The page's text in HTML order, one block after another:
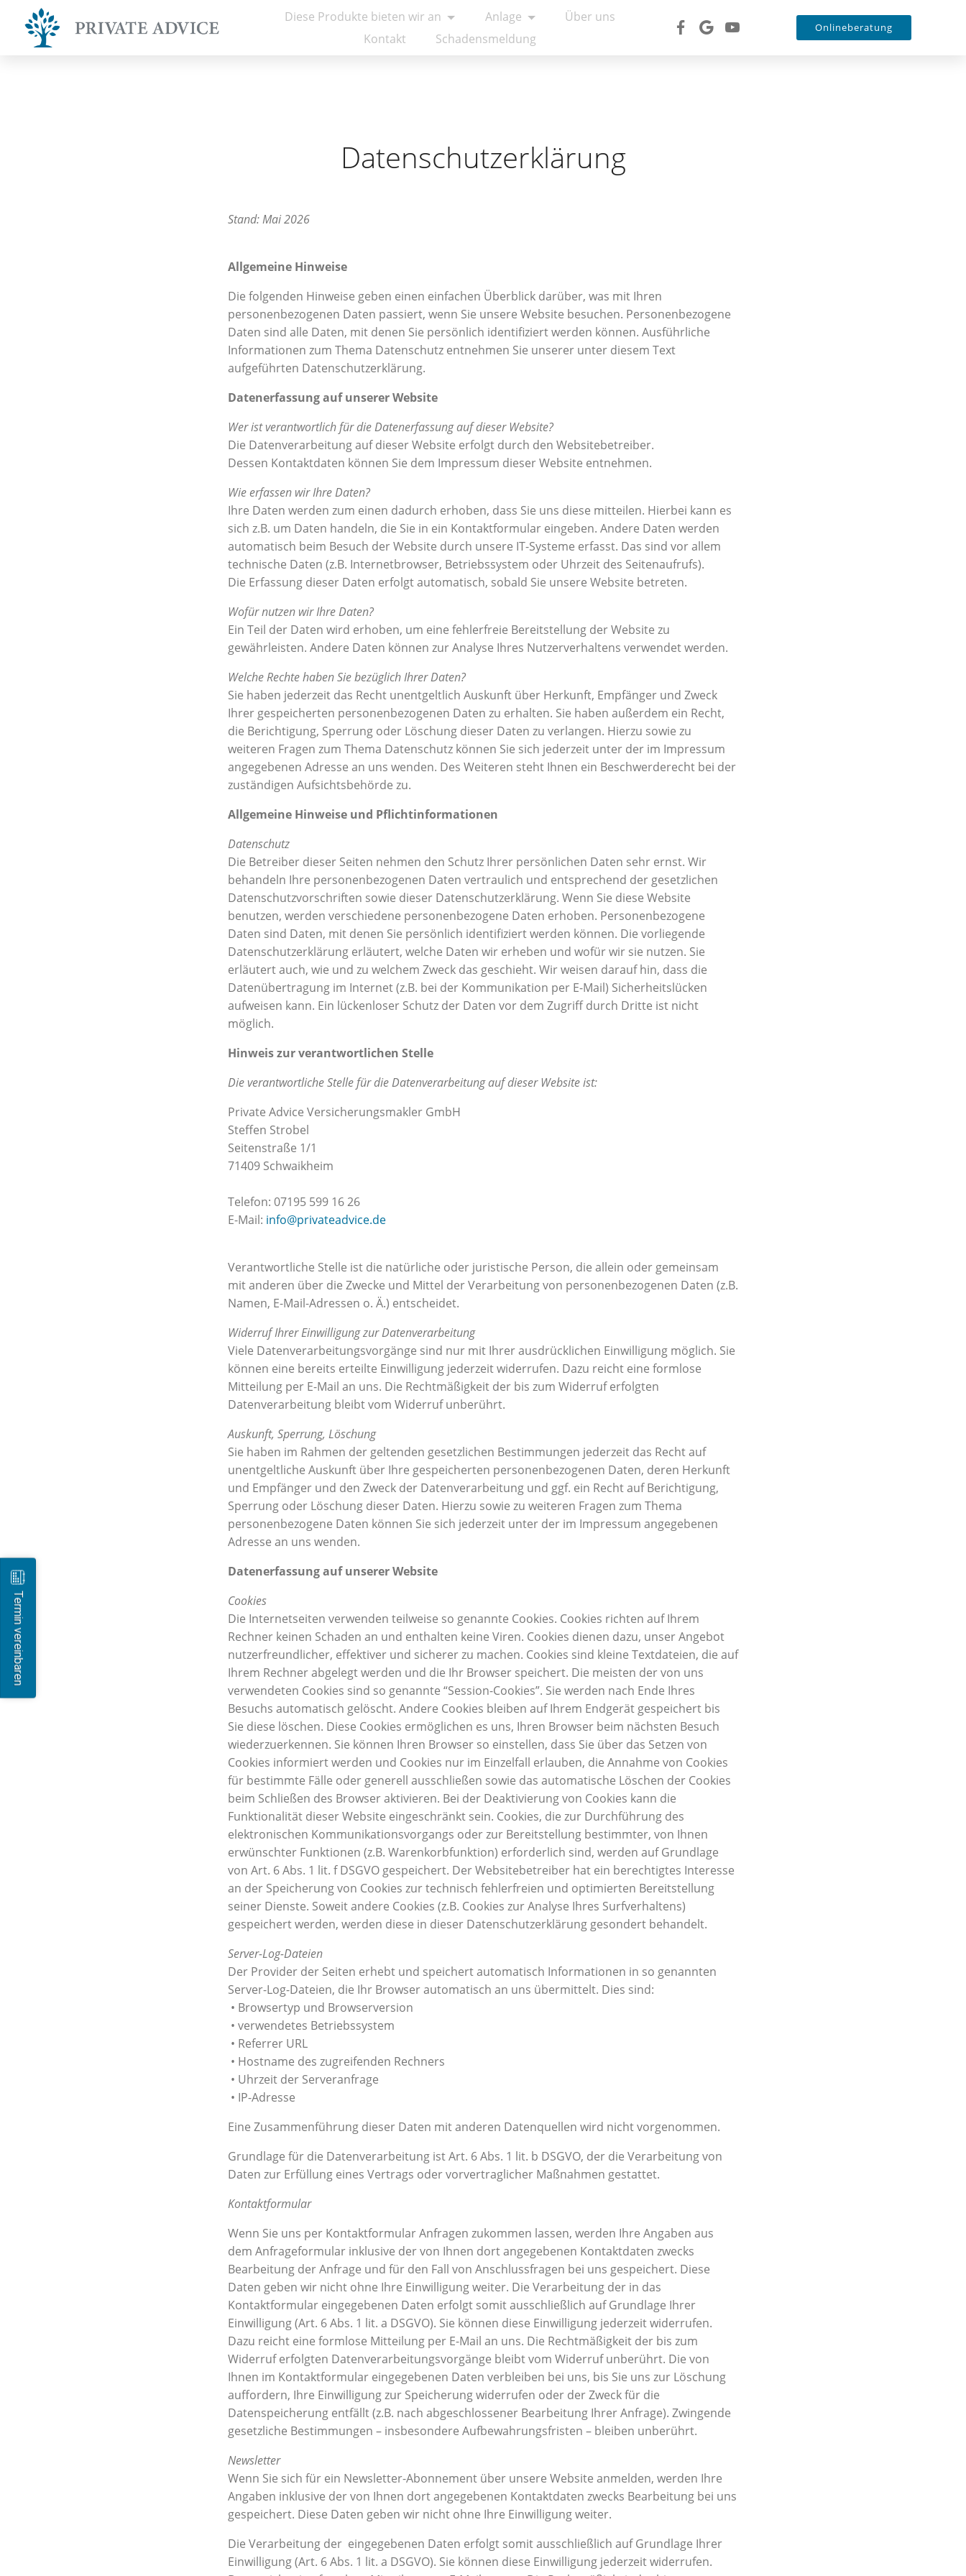
Diese Produkte bieten wir an Anlage
Über uns
Kontakt
Schadensmeldung
Onlineberatung
Datenschutzerklärung
Stand: Mai 2026
Allgemeine Hinweise
Die folgenden Hinweise geben einen einfachen Überblick darüber, was mit Ihren
personenbezogenen Daten passiert, wenn Sie unsere Website besuchen. Personenbezogene
Daten sind alle Daten, mit denen Sie persönlich identifiziert werden können. Ausführliche
Informationen zum Thema Datenschutz entnehmen Sie unserer unter diesem Text
aufgeführten Datenschutzerklärung.
Datenerfassung auf unserer Website
Wer ist verantwortlich für die Datenerfassung auf dieser Website?
Die Datenverarbeitung auf dieser Website erfolgt durch den Websitebetreiber.
Dessen Kontaktdaten können Sie dem Impressum dieser Website entnehmen.
Wie erfassen wir Ihre Daten?
Ihre Daten werden zum einen dadurch erhoben, dass Sie uns diese mitteilen. Hierbei kann es
sich z.B. um Daten handeln, die Sie in ein Kontaktformular eingeben. Andere Daten werden
automatisch beim Besuch der Website durch unsere IT-Systeme erfasst. Das sind vor allem
technische Daten (z.B. Internetbrowser, Betriebssystem oder Uhrzeit des Seitenaufrufs).
Die Erfassung dieser Daten erfolgt automatisch, sobald Sie unsere Website betreten.
Wofür nutzen wir Ihre Daten?
Ein Teil der Daten wird erhoben, um eine fehlerfreie Bereitstellung der Website zu
gewährleisten. Andere Daten können zur Analyse Ihres Nutzerverhaltens verwendet werden.
Welche Rechte haben Sie bezüglich Ihrer Daten?
Sie haben jederzeit das Recht unentgeltlich Auskunft über Herkunft, Empfänger und Zweck
Ihrer gespeicherten personenbezogenen Daten zu erhalten. Sie haben außerdem ein Recht,
die Berichtigung, Sperrung oder Löschung dieser Daten zu verlangen. Hierzu sowie zu
weiteren Fragen zum Thema Datenschutz können Sie sich jederzeit unter der im Impressum
angegebenen Adresse an uns wenden. Des Weiteren steht Ihnen ein Beschwerderecht bei der
zuständigen Aufsichtsbehörde zu.
Allgemeine Hinweise und Pflichtinformationen
Datenschutz
Die Betreiber dieser Seiten nehmen den Schutz Ihrer persönlichen Daten sehr ernst. Wir
behandeln Ihre personenbezogenen Daten vertraulich und entsprechend der gesetzlichen
Datenschutzvorschriften sowie dieser Datenschutzerklärung. Wenn Sie diese Website
benutzen, werden verschiedene personenbezogene Daten erhoben. Personenbezogene
Daten sind Daten, mit denen Sie persönlich identifiziert werden können. Die vorliegende
Datenschutzerklärung erläutert, welche Daten wir erheben und wofür wir sie nutzen. Sie
erläutert auch, wie und zu welchem Zweck das geschieht. Wir weisen darauf hin, dass die
Datenübertragung im Internet (z.B. bei der Kommunikation per E-Mail) Sicherheitslücken
aufweisen kann. Ein lückenloser Schutz der Daten vor dem Zugriff durch Dritte ist nicht
möglich.
Hinweis zur verantwortlichen Stelle
Die verantwortliche Stelle für die Datenverarbeitung auf dieser Website ist:
Private Advice Versicherungsmakler GmbH
Steffen Strobel
Seitenstraße 1/1
71409 Schwaikheim
Telefon: 07195 599 16 26
E-Mail: info@privateadvice.de
Verantwortliche Stelle ist die natürliche oder juristische Person, die allein oder gemeinsam
mit anderen über die Zwecke und Mittel der Verarbeitung von personenbezogenen Daten (z.B.
Namen, E-Mail-Adressen o. Ä.) entscheidet.
Widerruf Ihrer Einwilligung zur Datenverarbeitung
Viele Datenverarbeitungsvorgänge sind nur mit Ihrer ausdrücklichen Einwilligung möglich. Sie
können eine bereits erteilte Einwilligung jederzeit widerrufen. Dazu reicht eine formlose
Mitteilung per E-Mail an uns. Die Rechtmäßigkeit der bis zum Widerruf erfolgten
Datenverarbeitung bleibt vom Widerruf unberührt.
Auskunft, Sperrung, Löschung
Sie haben im Rahmen der geltenden gesetzlichen Bestimmungen jederzeit das Recht auf
unentgeltliche Auskunft über Ihre gespeicherten personenbezogenen Daten, deren Herkunft
und Empfänger und den Zweck der Datenverarbeitung und ggf. ein Recht auf Berichtigung,
Sperrung oder Löschung dieser Daten. Hierzu sowie zu weiteren Fragen zum Thema
personenbezogene Daten können Sie sich jederzeit unter der im Impressum angegebenen
Adresse an uns wenden.
Datenerfassung auf unserer Website
Cookies
Die Internetseiten verwenden teilweise so genannte Cookies. Cookies richten auf Ihrem
Rechner keinen Schaden an und enthalten keine Viren. Cookies dienen dazu, unser Angebot
nutzerfreundlicher, effektiver und sicherer zu machen. Cookies sind kleine Textdateien, die auf
Ihrem Rechner abgelegt werden und die Ihr Browser speichert. Die meisten der von uns
verwendeten Cookies sind so genannte “Session-Cookies”. Sie werden nach Ende Ihres
Besuchs automatisch gelöscht. Andere Cookies bleiben auf Ihrem Endgerät gespeichert bis
Sie diese löschen. Diese Cookies ermöglichen es uns, Ihren Browser beim nächsten Besuch
wiederzuerkennen. Sie können Ihren Browser so einstellen, dass Sie über das Setzen von
Cookies informiert werden und Cookies nur im Einzelfall erlauben, die Annahme von Cookies
für bestimmte Fälle oder generell ausschließen sowie das automatische Löschen der Cookies
beim Schließen des Browser aktivieren. Bei der Deaktivierung von Cookies kann die
Funktionalität dieser Website eingeschränkt sein. Cookies, die zur Durchführung des
elektronischen Kommunikationsvorgangs oder zur Bereitstellung bestimmter, von Ihnen
erwünschter Funktionen (z.B. Warenkorbfunktion) erforderlich sind, werden auf Grundlage
von Art. 6 Abs. 1 lit. f DSGVO gespeichert. Der Websitebetreiber hat ein berechtigtes Interesse
an der Speicherung von Cookies zur technisch fehlerfreien und optimierten Bereitstellung
seiner Dienste. Soweit andere Cookies (z.B. Cookies zur Analyse Ihres Surfverhaltens)
gespeichert werden, werden diese in dieser Datenschutzerklärung gesondert behandelt.
Server-Log-Dateien
Der Provider der Seiten erhebt und speichert automatisch Informationen in so genannten
Server-Log-Dateien, die Ihr Browser automatisch an uns übermittelt. Dies sind:
• Browsertyp und Browserversion
• verwendetes Betriebssystem
• Referrer URL
• Hostname des zugreifenden Rechners
• Uhrzeit der Serveranfrage
• IP-Adresse
Eine Zusammenführung dieser Daten mit anderen Datenquellen wird nicht vorgenommen.
Grundlage für die Datenverarbeitung ist Art. 6 Abs. 1 lit. b DSGVO, der die Verarbeitung von
Daten zur Erfüllung eines Vertrags oder vorvertraglicher Maßnahmen gestattet.
Kontaktformular
Wenn Sie uns per Kontaktformular Anfragen zukommen lassen, werden Ihre Angaben aus
dem Anfrageformular inklusive der von Ihnen dort angegebenen Kontaktdaten zwecks
Bearbeitung der Anfrage und für den Fall von Anschlussfragen bei uns gespeichert. Diese
Daten geben wir nicht ohne Ihre Einwilligung weiter. Die Verarbeitung der in das
Kontaktformular eingegebenen Daten erfolgt somit ausschließlich auf Grundlage Ihrer
Einwilligung (Art. 6 Abs. 1 lit. a DSGVO). Sie können diese Einwilligung jederzeit widerrufen.
Dazu reicht eine formlose Mitteilung per E-Mail an uns. Die Rechtmäßigkeit der bis zum
Widerruf erfolgten Datenverarbeitungsvorgänge bleibt vom Widerruf unberührt. Die von
Ihnen im Kontaktformular eingegebenen Daten verbleiben bei uns, bis Sie uns zur Löschung
auffordern, Ihre Einwilligung zur Speicherung widerrufen oder der Zweck für die
Datenspeicherung entfällt (z.B. nach abgeschlossener Bearbeitung Ihrer Anfrage). Zwingende
gesetzliche Bestimmungen – insbesondere Aufbewahrungsfristen – bleiben unberührt.
Newsletter
Wenn Sie sich für ein Newsletter-Abonnement über unsere Website anmelden, werden Ihre
Angaben inklusive der von Ihnen dort angegebenen Kontaktdaten zwecks Bearbeitung bei uns
gespeichert. Diese Daten geben wir nicht ohne Ihre Einwilligung weiter.
Die Verarbeitung der eingegebenen Daten erfolgt somit ausschließlich auf Grundlage Ihrer
Einwilligung (Art. 6 Abs. 1 lit. a DSGVO). Sie können diese Einwilligung jederzeit widerrufen.
Termin vereinbaren